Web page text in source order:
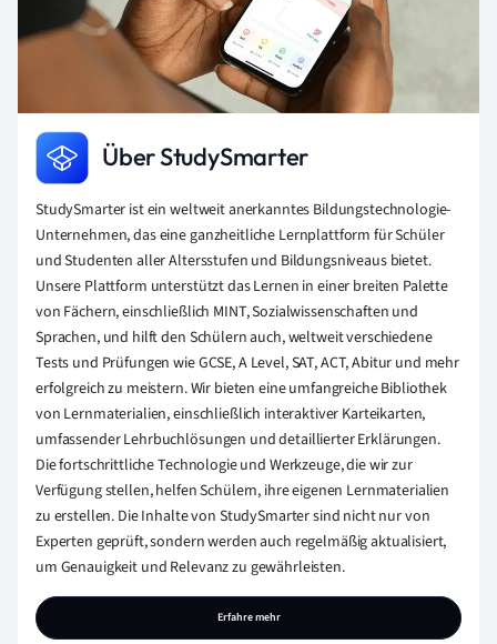
Über StudySmarter
StudySmarter ist ein weltweit anerkanntes Bildungstechnologie-
Unternehmen, das eine ganzheitliche Lernplattform für Schüler
und Studenten aller Altersstufen und Bildungsniveaus bietet.
Unsere Plattform unterstützt das Lernen in einer breiten Palette
von Fächern, einschließlich MINT, Sozialwissenschaften und
Sprachen, und hilft den Schülern auch, weltweit verschiedene
Tests und Prüfungen wie GCSE, A Level, SAT, ACT, Abitur und mehr
erfolgreich zu meistern. Wir bieten eine umfangreiche Bibliothek
von Lernmaterialien, einschließlich interaktiver Karteikarten,
umfassender Lehrbuchlösungen und detaillierter Erklärungen.
Die fortschrittliche Technologie und Werkzeuge, die wir zur
Verfügung stellen, helfen Schülern, ihre eigenen Lernmaterialien
zu erstellen. Die Inhalte von StudySmarter sind nicht nur von
Experten geprüft, sondern werden auch regelmäßig aktualisiert,
um Genauigkeit und Relevanz zu gewährleisten.
Erfahre mehr